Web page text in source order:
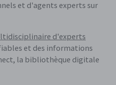
et d'agents experts sur
d'experts
et des informations
la bibliothèque digitale